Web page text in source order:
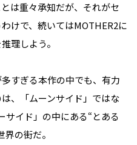
は重々承知だが、それがセ
けで、続いてはMOTHER2に
理しよう。
すぎる本作の中でも、有力
、「ムーンサイド」ではな
サイド」の中にある“とある
の街だ。